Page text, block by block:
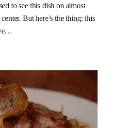
to see this dish on almost
But here’s the thing: this